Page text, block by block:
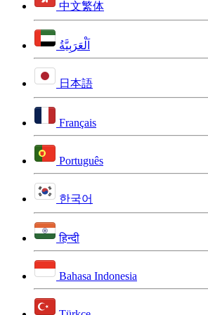
中文繁体
اَلْعَرَبِيَّةُ
日本語
Français
Português
한국어
हिन्दी
Bahasa Indonesia